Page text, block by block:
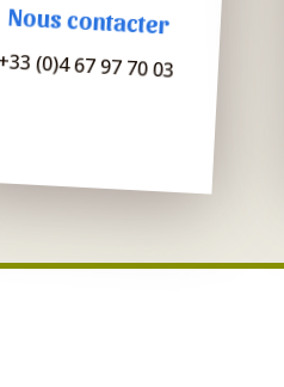
Nous contacter
+33 (0)4 67 97 70 03